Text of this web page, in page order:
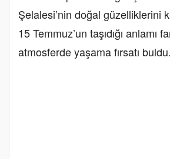
Şelalesi’nin doğal güzelliklerini
15 Temmuz’un taşıdığı anlamı
atmosferde yaşama fırsatı buldu.